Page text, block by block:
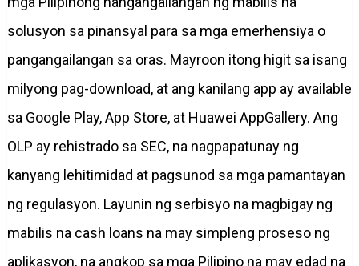
solusyon sa pinansyal para sa mga emerhensiya o
pangangailangan sa oras. Mayroon itong higit sa isang
milyong pag-download, at ang kanilang app ay available
sa Google Play, App Store, at Huawei AppGallery. Ang
OLP ay rehistrado sa SEC, na nagpapatunay ng
kanyang lehitimidad at pagsunod sa mga pamantayan
ng regulasyon. Layunin ng serbisyo na magbigay ng
mabilis na cash loans na may simpleng proseso ng
aplikasyon, na angkop sa mga Pilipino na may edad na